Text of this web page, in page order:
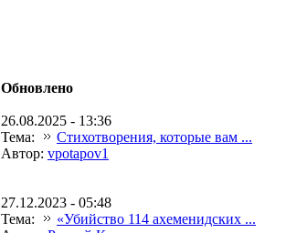
Обновлено
26.08.2025 - 13:36
Тема:
Стихотворения, которые вам ...
Автор: vpotapov1
27.12.2023 - 05:48
Тема:
«Убийство 114 ахеменидских ...